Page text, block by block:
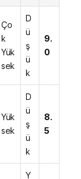
Ço
k
Yük
sek
D
ü
ş
ü
k
9.
0
Yük
sek
D
ü
ş
ü
k
8.
5
Y